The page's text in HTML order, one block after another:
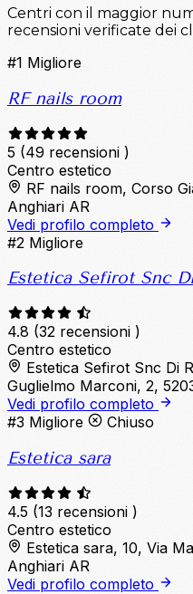
Centri con il maggior
recensioni verificate dei
#1 Migliore
RF nails room
5 (49 recensioni )
Centro estetico
RF nails room, Corso
Anghiari AR
Vedi profilo completo
#2 Migliore
Estetica Sefirot Snc
4.8 (32 recensioni )
Centro estetico
Estetica Sefirot Snc Di
Guglielmo Marconi, 2,
Vedi profilo completo
#3 Migliore Chiuso
Estetica sara
4.5 (13 recensioni )
Centro estetico
Estetica sara, 10, Via
Anghiari AR
Vedi profilo completo